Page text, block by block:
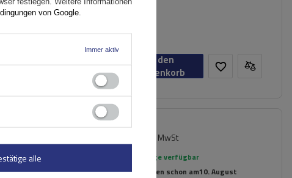
In den
Warenkorb
inkl. MwSt
Große Menge verfügbar
Wir versenden schon am10. August
von Google
Immer aktiv
alle